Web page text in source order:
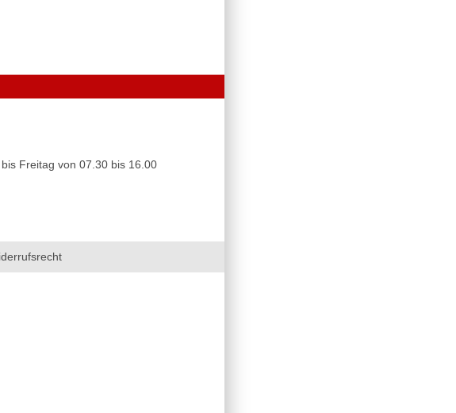
Freitag von 07.30 bis 16.00